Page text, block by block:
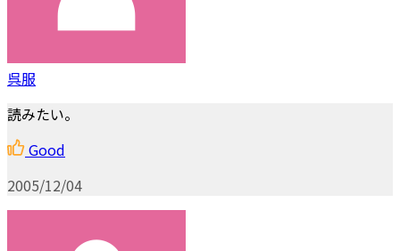
呉服
読みたい。
Good
2005/12/04